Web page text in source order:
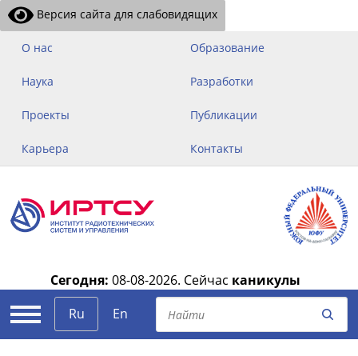
Версия сайта для слабовидящих
О нас Образование
Наука Разработки
Проекты Публикации
Карьера Контакты
Сегодня: 08-08-2026. Сейчас каникулы
Ru
En